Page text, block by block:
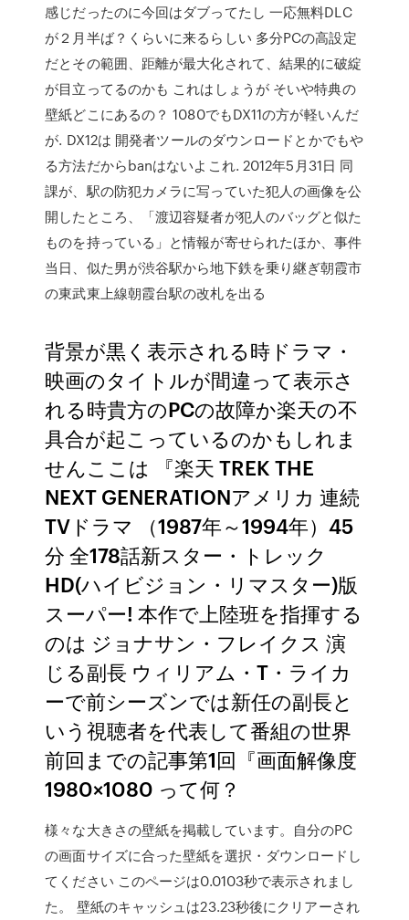
感じだったのに今回はダブってたし 一応無料DLC
が２月半ば？くらいに来るらしい 多分PCの高設定
だとその範囲、距離が最大化されて、結果的に破綻
が目立ってるのかも これはしょうが そいや特典の
壁紙どこにあるの？ 1080でもDX11の方が軽いんだ
が. DX12は 開発者ツールのダウンロードとかでもや
る方法だからbanはないよこれ. 2012年5月31日 同
課が、駅の防犯カメラに写っていた犯人の画像を公
開したところ、「渡辺容疑者が犯人のバッグと似た
ものを持っている」と情報が寄せられたほか、事件
当日、似た男が渋谷駅から地下鉄を乗り継ぎ朝霞市
の東武東上線朝霞台駅の改札を出る
背景が黒く表示される時ドラマ・
映画のタイトルが間違って表示さ
れる時貴方のPCの故障か楽天の不
具合が起こっているのかもしれま
せんここは 『楽天 TREK THE
NEXT GENERATIONアメリカ 連続
TVドラマ （1987年～1994年）45
分 全178話新スター・トレック
HD(ハイビジョン・リマスター)版
スーパー! 本作で上陸班を指揮する
のは ジョナサン・フレイクス 演
じる副長 ウィリアム・T・ライカ
ーで前シーズンでは新任の副長と
いう視聴者を代表して番組の世界
前回までの記事第1回『画面解像度
1980×1080 って何？
様々な大きさの壁紙を掲載しています。自分のPC
の画面サイズに合った壁紙を選択・ダウンロードし
てください このページは0.0103秒で表示されまし
た。 壁紙のキャッシュは23.23秒後にクリアーされ